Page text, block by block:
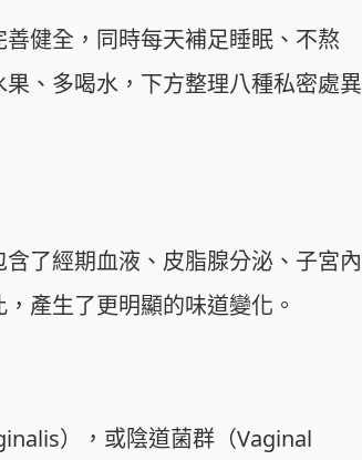
健全，同時每天補足睡眠、不熬
、多喝水，下方整理八種私密處異
了經期血液、皮脂腺分泌、子宮內
產生了更明顯的味道變化。
），或陰道菌群（Vaginal